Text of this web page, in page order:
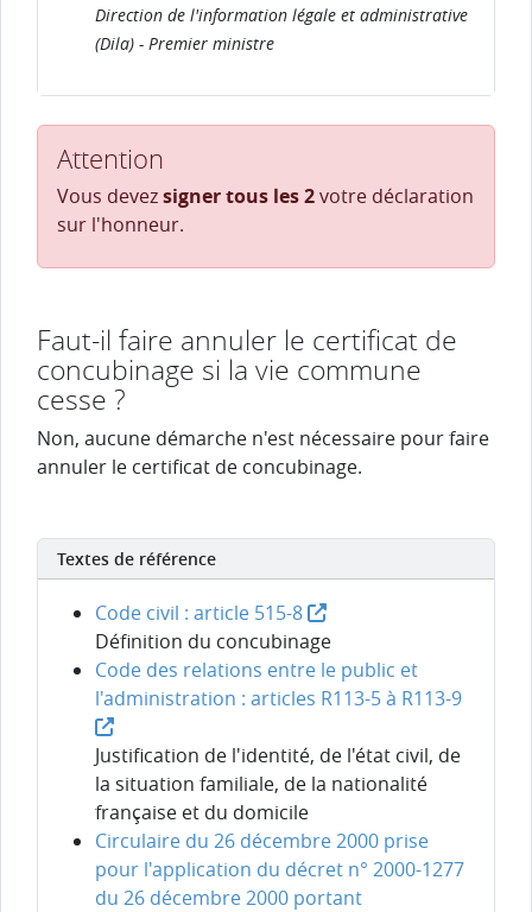
Direction de l'information légale et administrative
(Dila) - Premier ministre
Attention
Vous devezsigner tous les 2votre déclaration
sur l'honneur.
Faut-il faire annuler le certificat de
concubinage si la vie commune
cesse ?
Non, aucune démarche n'est nécessaire pour faire
annuler le certificat de concubinage.
Textes de référence
Code civil : article 515-8
Définition du concubinage
Code des relations entre le public et
l'administration : articles R113-5 à R113-9
Justification de l'identité, de l'état civil, de
la situation familiale, de la nationalité
française et du domicile
Circulaire du 26 décembre 2000 prise
pour l'application du décret n° 2000-1277
du 26 décembre 2000 portant